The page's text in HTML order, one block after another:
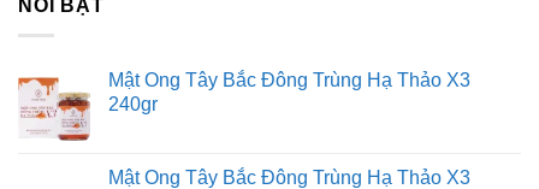
NỔI BẬT
Mật Ong Tây Bắc Đông Trùng Hạ Thảo X3
240gr
Mật Ong Tây Bắc Đông Trùng Hạ Thảo X3